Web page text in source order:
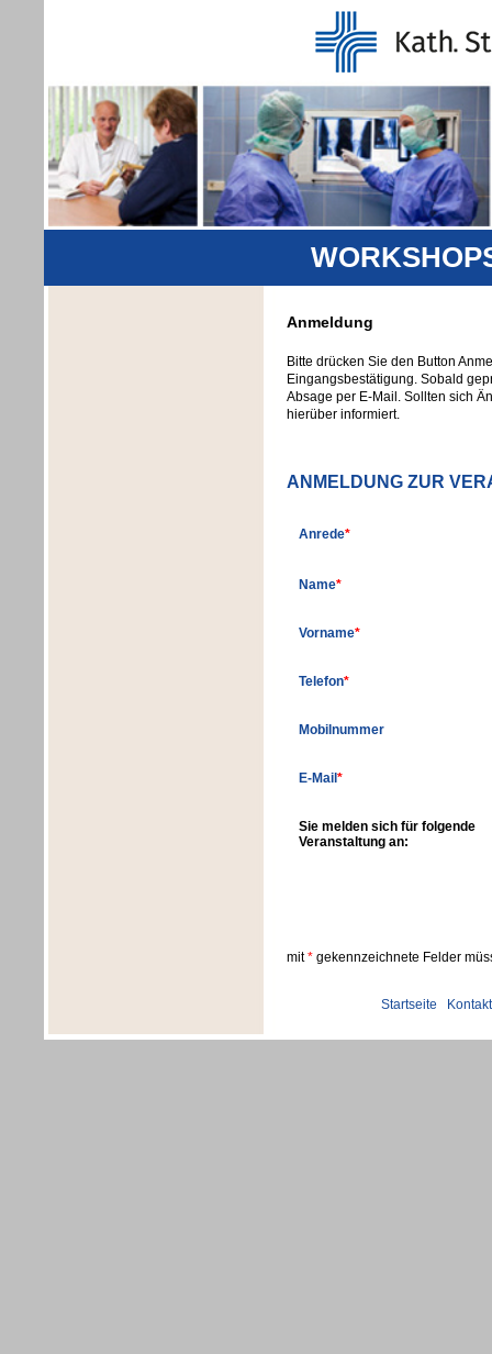
Anmeldung
Bitte drücken Sie den Button
Eingangsbestätigung. Sobald
Absage per E-Mail. Sollten sich
hierüber informiert.
ANMELDUNG ZUR
Anrede*
Name*
Vorname*
Telefon*
Mobilnummer
E-Mail *
Sie melden sich für folgende
Veranstaltung an:
mit* gekennzeichnete Felder
Startseite